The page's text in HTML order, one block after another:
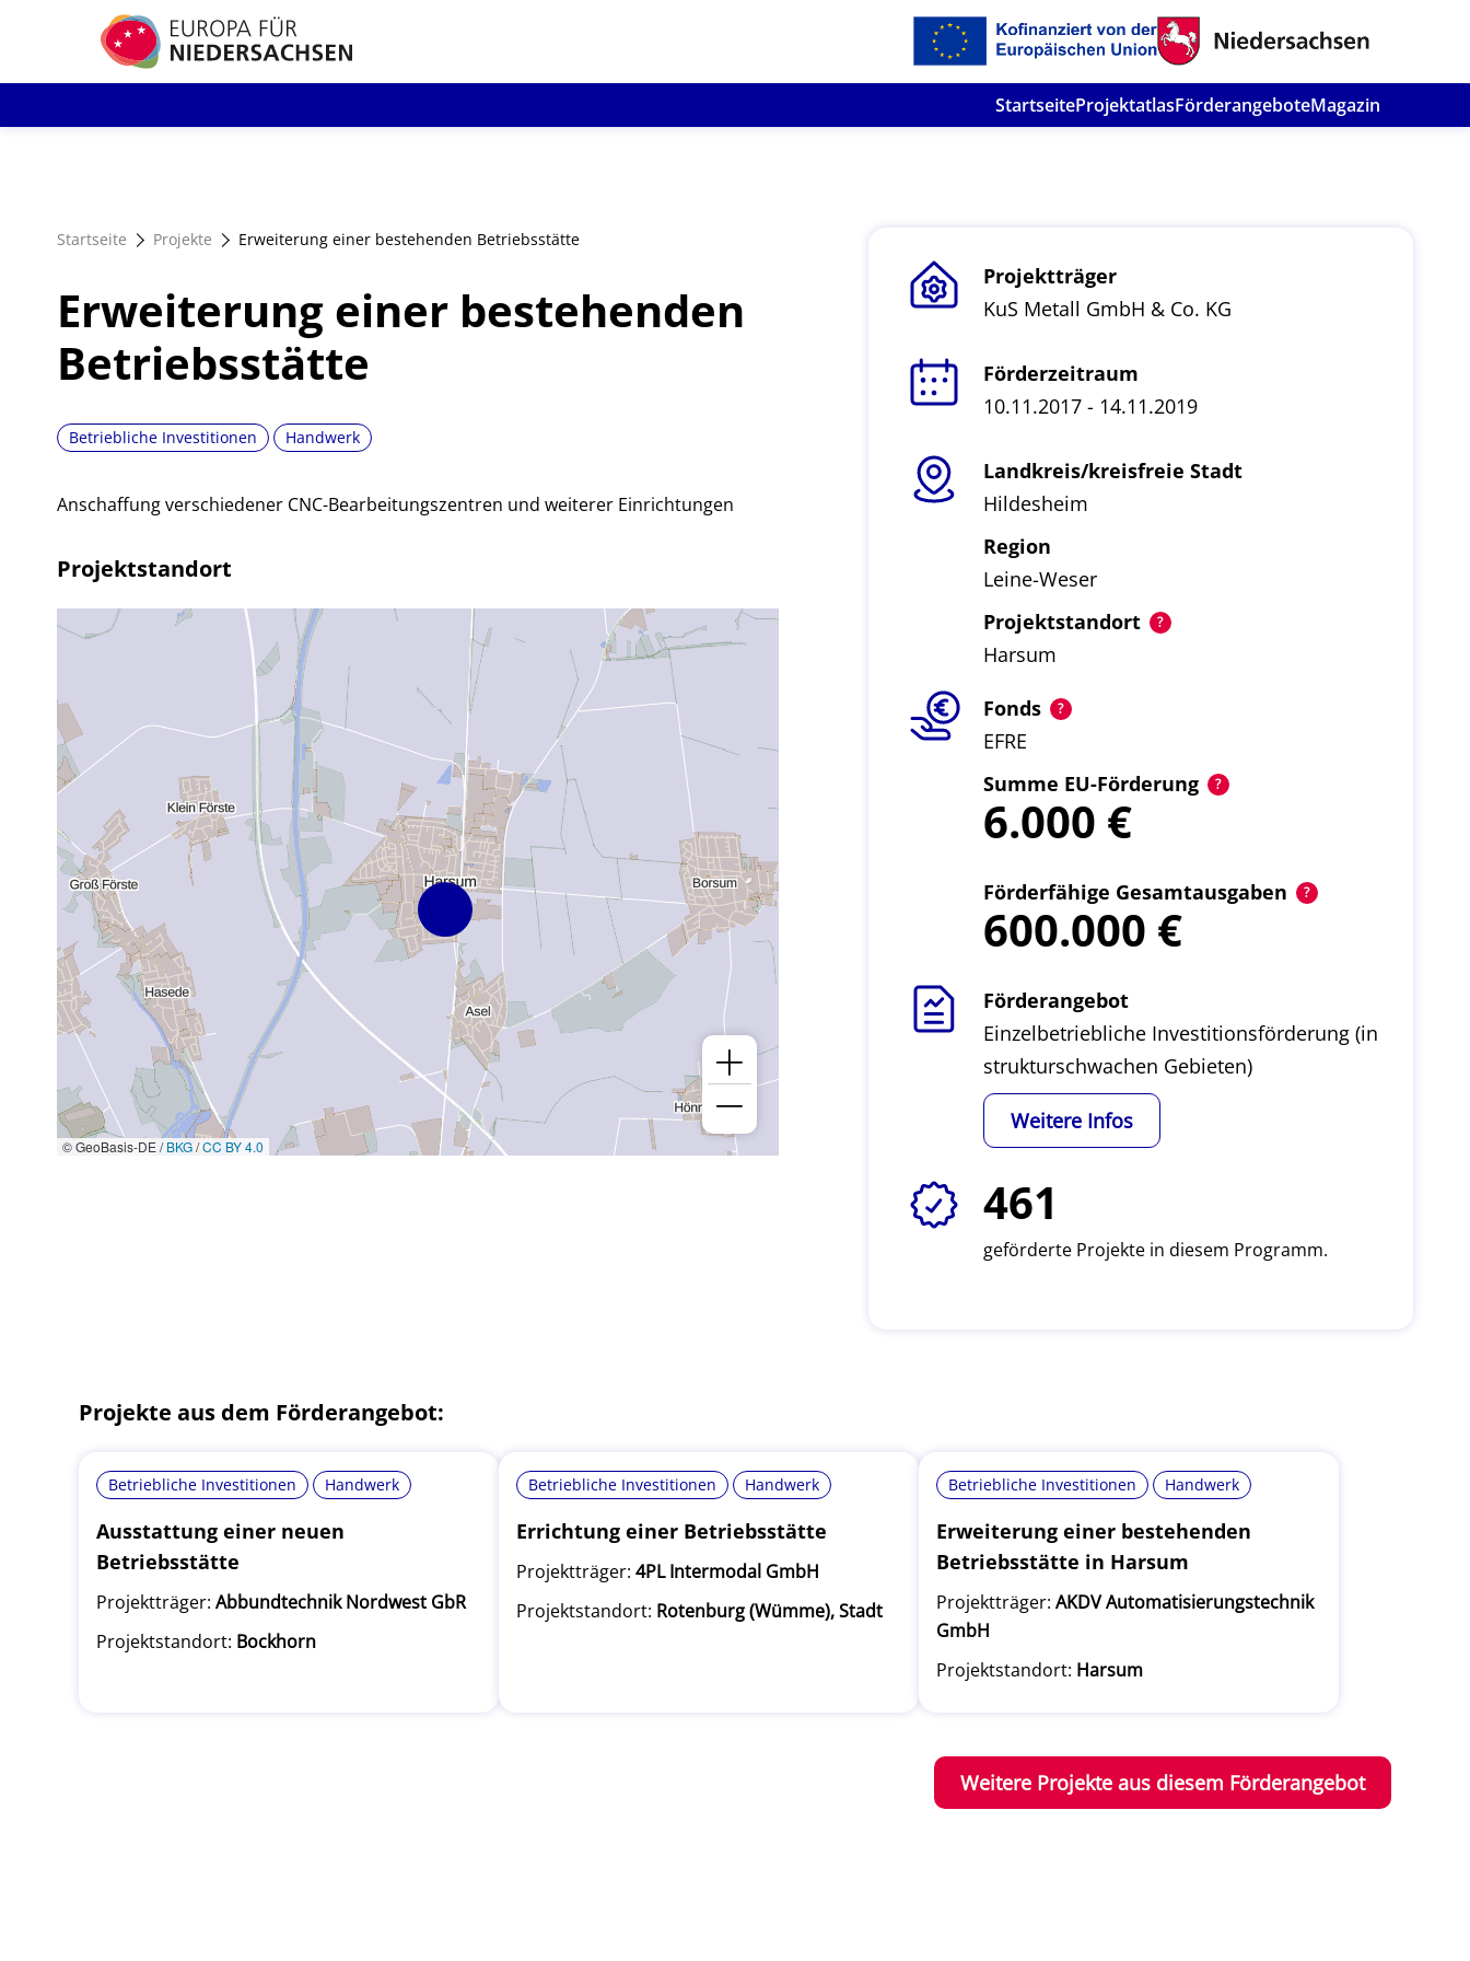
StartseiteProjektatlasFörderangeboteMagazin
Startseite Projekte Erweiterung einer bestehenden Betriebsstätte
Erweiterung einer bestehenden
Betriebsstätte
Betriebliche Investitionen Handwerk
Anschaffung verschiedener CNC-Bearbeitungszentren und weiterer Einrichtungen
Projektstandort
© GeoBasis-DE /BKG/CC BY 4.0
Projektträger
KuS Metall GmbH & Co. KG
Förderzeitraum
10.11.2017 - 14.11.2019
Landkreis/kreisfreie Stadt
Hildesheim
Region
Leine-Weser
Projektstandort
Harsum
Fonds
EFRE
Summe EU-Förderung
6.000
Förderfähige Gesamtausgaben
600.000
Förderangebot
Einzelbetriebliche Investitionsförderung (in
strukturschwachen Gebieten)
Weitere Infos
461
geförderte Projekte in diesem Programm.
Projekte aus dem Förderangebot:
Betriebliche Investitionen Handwerk
Ausstattung einer neuen
Betriebsstätte
Projektträger: Abbundtechnik Nordwest GbR
Projektstandort: Bockhorn
Betriebliche Investitionen Handwerk
Errichtung einer Betriebsstätte
Projektträger: 4PL Intermodal GmbH
Projektstandort: Rotenburg (Wümme), Stadt
Betriebliche Investitionen Handwerk
Erweiterung einer bestehenden
Betriebsstätte in Harsum
Projektträger: AKDV Automatisierungstechnik
GmbH
Projektstandort: Harsum
Weitere Projekte aus diesem Förderangebot